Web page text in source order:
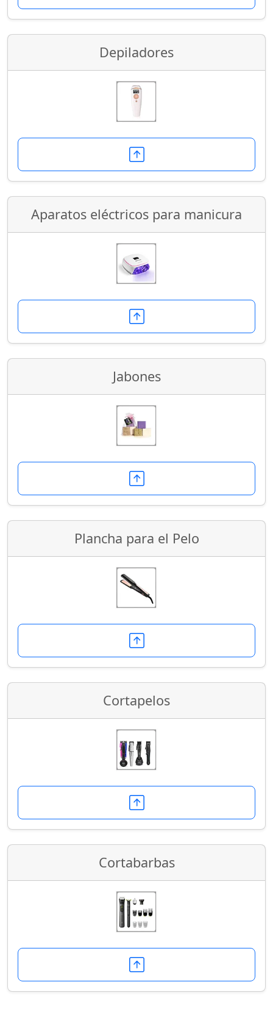
Depiladores
Aparatos eléctricos para manicura
Jabones
Plancha para el Pelo
Cortapelos
Cortabarbas